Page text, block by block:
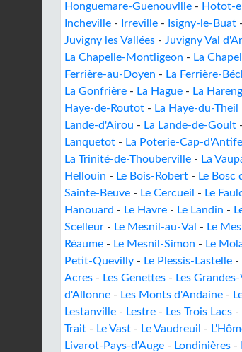
Honguemare-Guenouville - Hotot-
Incheville - Irreville - Isigny-le-Buat -
Juvigny les Vallées - Juvigny Val
La Chapelle-Montligeon - La
Ferrière-au-Doyen - La Ferrière-
La Gonfrière - La Hague - La
Haye-de-Routot - La Haye-du-Theil
Lande-d'Airou - La Lande-de-Goult -
Lanquetot - La Poterie-Cap-
La Trinité-de-Thouberville - La
Hellouin - Le Bois-Robert - Le Bosc
Sainte-Beuve - Le Cercueil - Le
Hanouard - Le Havre - Le Landin -
Scelleur - Le Mesnil-au-Val - Le
Réaume - Le Mesnil-Simon - Le
Petit-Quevilly - Le Plessis-Lastelle -
Acres - Les Genettes - Les
d'Allonne - Les Monts d'Andaine -
Lestanville - Lestre - Les Trois Lacs -
Trait - Le Vast - Le Vaudreuil -
Livarot-Pays-d'Auge - Londinières -